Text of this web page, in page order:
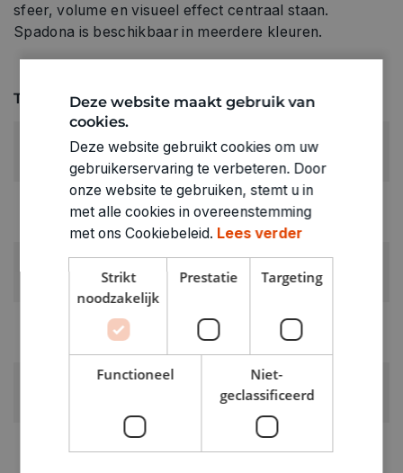
sfeer, volume en visueel effect centraal staan.
Spadona is beschikbaar in meerdere kleuren.
Technische specificaties
LEVERANCIERSKLEUR:
RUBRIEK:
ARTIKELNUMMER
Deze website maakt gebruik van
cookies.
Deze website gebruikt cookies om uw
gebruikerservaring te verbeteren. Door
onze website te gebruiken, stemt u in
met alle cookies in overeenstemming
met ons Cookiebeleid. Lees verder
Strikt
noodzakelijk
Prestatie Targeting
Functioneel
Niet-
geclassificeerd